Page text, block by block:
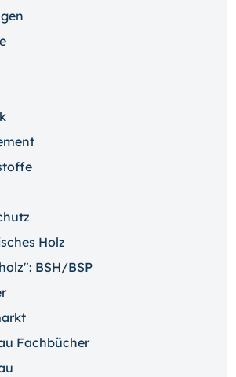
Holz
BSH/BSP
Fachbücher